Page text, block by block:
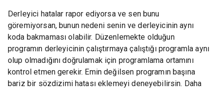
Derleyici hatalar rapor ediyorsa ve sen bunu
göremiyorsan, bunun nedeni senin ve derleyicinin aynı
koda bakmaması olabilir. Düzenlemekte olduğun
programın derleyicinin çalıştırmaya çalıştığı programla aynı
olup olmadığını doğrulamak için programlama ortamını
kontrol etmen gerekir. Emin değilsen programın başına
bariz bir sözdizimi hatası eklemeyi deneyebilirsin. Daha